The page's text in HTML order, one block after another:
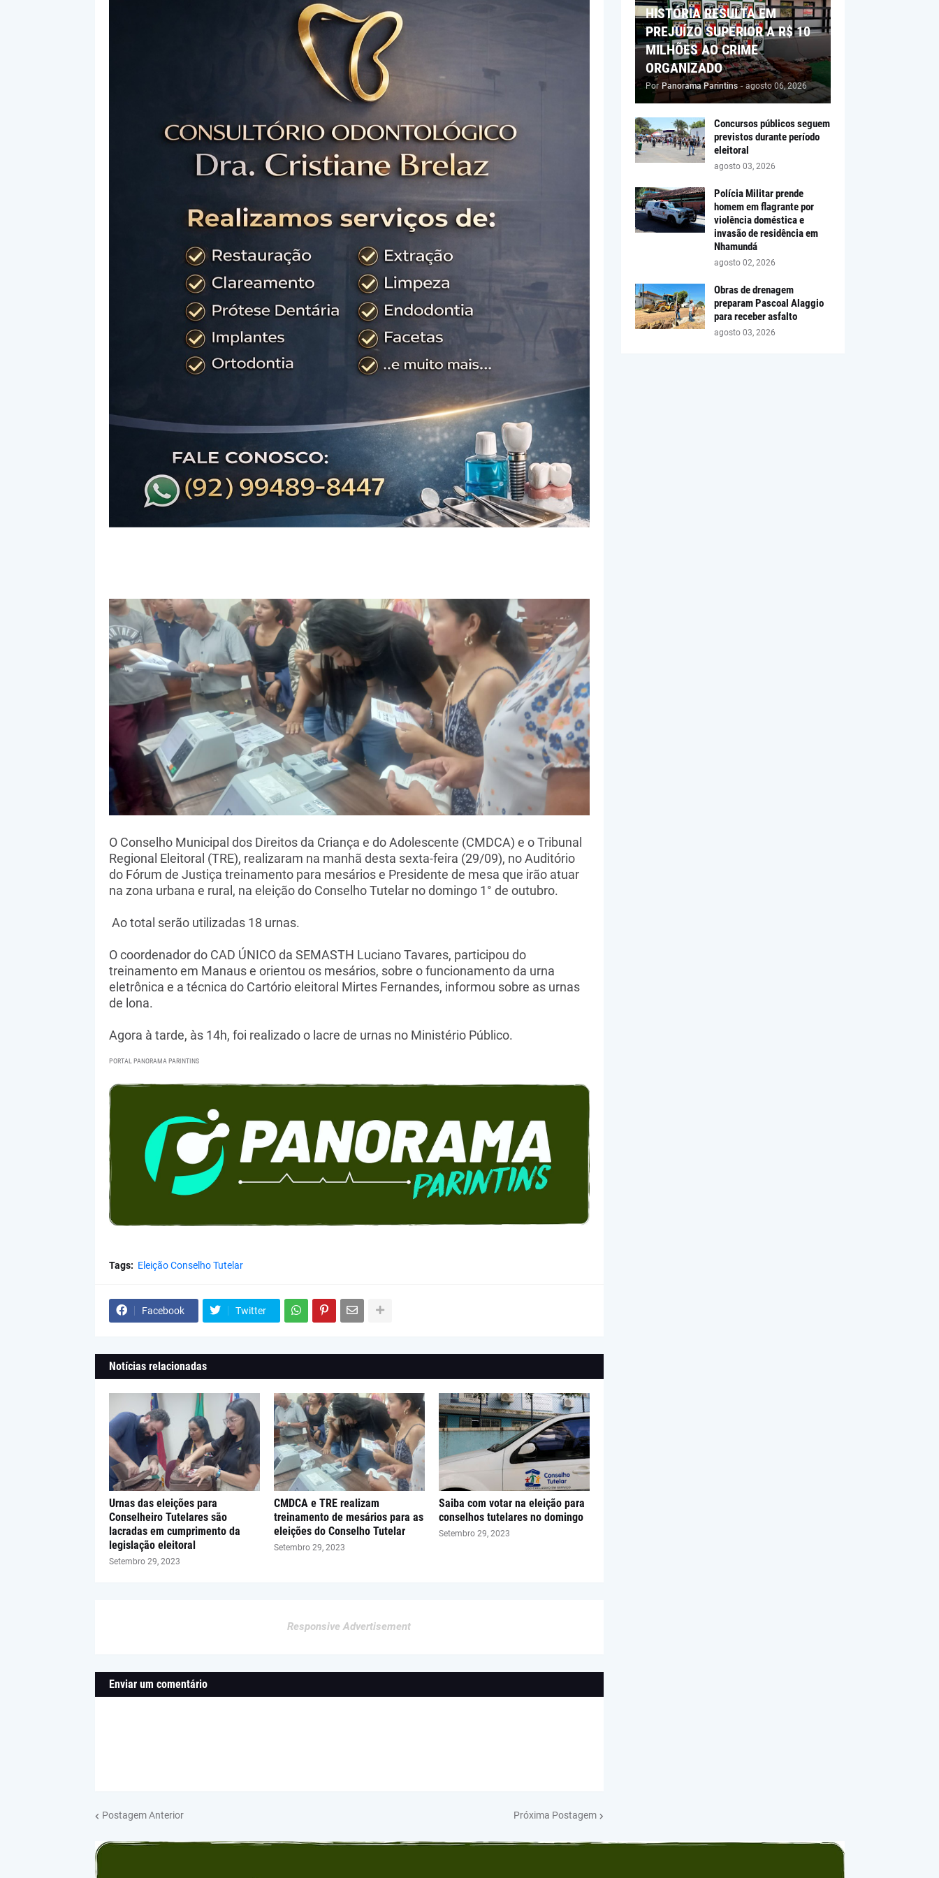
O Conselho Municipal dos Direitos da Criança e do Adolescente (CMDCA) e o Tribunal
Regional Eleitoral (TRE), realizaram na manhã desta sexta-feira (29/09), no Auditório
do Fórum de Justiça treinamento para mesários e Presidente de mesa que irão atuar
na zona urbana e rural, na eleição do Conselho Tutelar no domingo 1° de outubro.
Ao total serão utilizadas 18 urnas.
O coordenador do CAD ÚNICO da SEMASTH Luciano Tavares, participou do
treinamento em Manaus e orientou os mesários, sobre o funcionamento da urna
eletrônica e a técnica do Cartório eleitoral Mirtes Fernandes, informou sobre as urnas
de lona.
Agora à tarde, às 14h, foi realizado o lacre de urnas no Ministério Público.
PORTAL PANORAMA PARINTINS
Tags: Eleição Conselho Tutelar
Facebook Twitter
Notícias relacionadas
Urnas das eleições para
Conselheiro Tutelares são
lacradas em cumprimento da
legislação eleitoral
Setembro 29, 2023
CMDCA e TRE realizam
treinamento de mesários para as
eleições do Conselho Tutelar
Setembro 29, 2023
Saiba com votar na eleição para
conselhos tutelares no domingo
Setembro 29, 2023
Responsive Advertisement
Enviar um comentário
Postagem Anterior Próxima Postagem
HISTÓRIA RESULTA EM
PREJUÍZO SUPERIOR A R$ 10
MILHÕES AO CRIME
ORGANIZADO
Por Panorama Parintins - agosto 06, 2026
Concursos públicos seguem
previstos durante período
eleitoral
agosto 03, 2026
Polícia Militar prende
homem em flagrante por
violência doméstica e
invasão de residência em
Nhamundá
agosto 02, 2026
Obras de drenagem
preparam Pascoal Alaggio
para receber asfalto
agosto 03, 2026